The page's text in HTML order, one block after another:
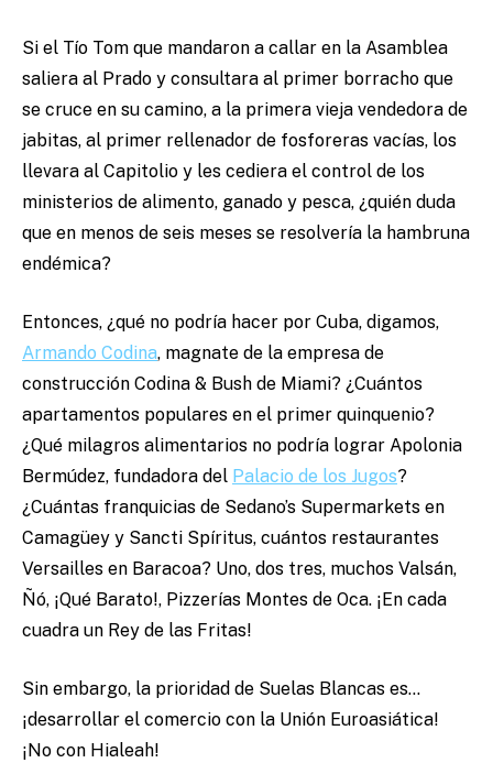
Si el Tío Tom que mandaron a callar en la Asamblea
saliera al Prado y consultara al primer borracho que
se cruce en su camino, a la primera vieja vendedora de
jabitas, al primer rellenador de fosforeras vacías, los
llevara al Capitolio y les cediera el control de los
ministerios de alimento, ganado y pesca, ¿quién duda
que en menos de seis meses se resolvería la hambruna
endémica?
Entonces, ¿qué no podría hacer por Cuba, digamos,
Armando Codina, magnate de la empresa de
construcción Codina & Bush de Miami? ¿Cuántos
apartamentos populares en el primer quinquenio?
¿Qué milagros alimentarios no podría lograr Apolonia
Bermúdez, fundadora del Palacio de los Jugos?
¿Cuántas franquicias de Sedano’s Supermarkets en
Camagüey y Sancti Spíritus, cuántos restaurantes
Versailles en Baracoa? Uno, dos tres, muchos Valsán,
Ñó, ¡Qué Barato!, Pizzerías Montes de Oca. ¡En cada
cuadra un Rey de las Fritas!
Sin embargo, la prioridad de Suelas Blancas es…
¡desarrollar el comercio con la Unión Euroasiática!
¡No con Hialeah!